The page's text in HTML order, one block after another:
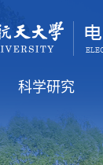
科学研究
科研方向
科研学术